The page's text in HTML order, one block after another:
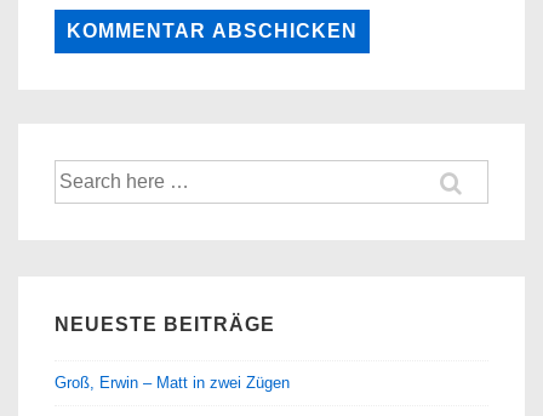
Suche
nach:
NEUESTE BEITRÄGE
Groß, Erwin – Matt in zwei Zügen